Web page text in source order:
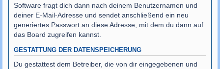
Software fragt dich dann nach deinem Benutzernamen und
deiner E-Mail-Adresse und sendet anschließend ein neu
generiertes Passwort an diese Adresse, mit dem du dann auf
das Board zugreifen kannst.
GESTATTUNG DER DATENSPEICHERUNG
Du gestattest dem Betreiber, die von dir eingegebenen und